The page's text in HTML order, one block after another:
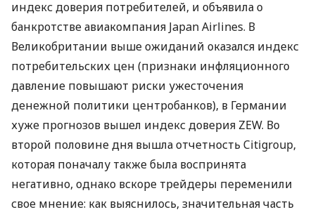
индекс доверия потребителей, и объявила о
банкротстве авиакомпания Japan Airlines. В
Великобритании выше ожиданий оказался индекс
потребительских цен (признаки инфляционного
давление повышают риски ужесточения
денежной политики центробанков), в Германии
хуже прогнозов вышел индекс доверия ZEW. Во
второй половине дня вышла отчетность Citigroup,
которая поначалу также была воспринята
негативно, однако вскоре трейдеры переменили
свое мнение: как выяснилось, значительная часть